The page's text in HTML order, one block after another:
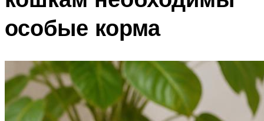
особые корма